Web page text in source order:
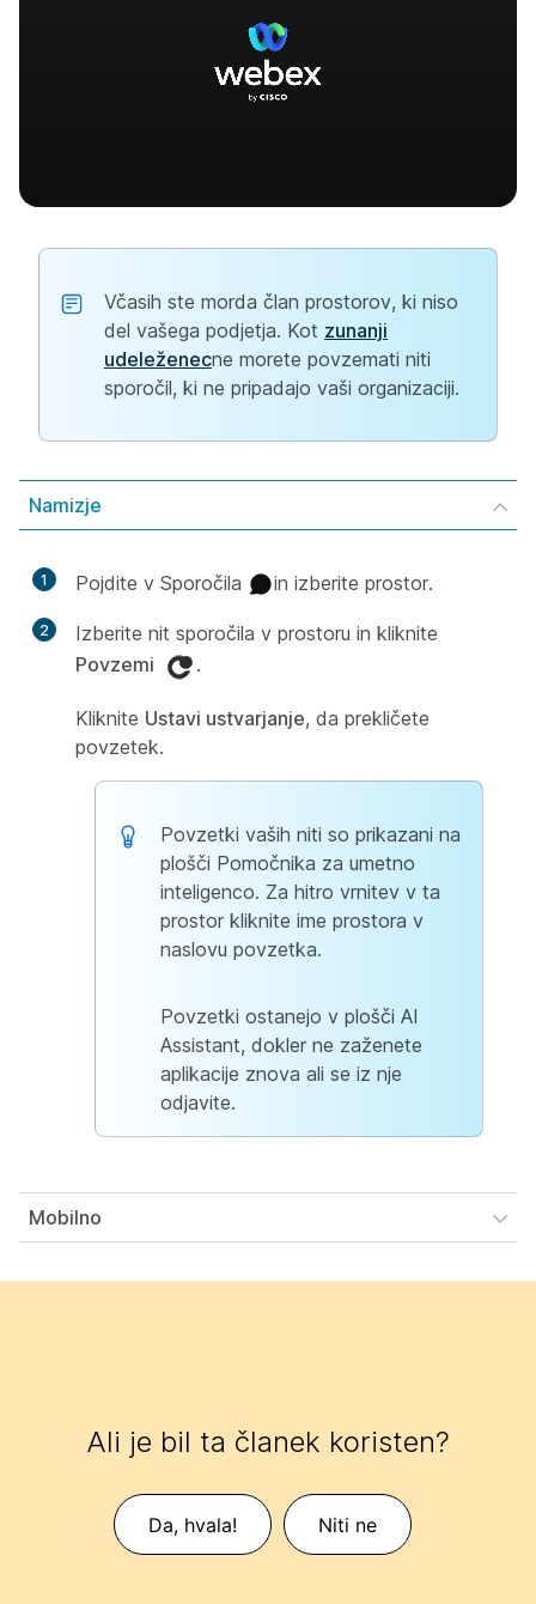
Včasih ste morda član prostorov, ki niso
del vašega podjetja. Kot zunanji
udeleženecne morete povzemati niti
sporočil, ki ne pripadajo vaši organizaciji.
Namizje
1 Pojdite v Sporočila in izberite prostor.
2
Izberite nit sporočila v prostoru in kliknite
Povzemi
.
Kliknite Ustavi ustvarjanje, da prekličete
povzetek.
Povzetki vaših niti so prikazani na
plošči Pomočnika za umetno
inteligenco. Za hitro vrnitev v ta
prostor kliknite ime prostora v
naslovu povzetka.
Povzetki ostanejo v plošči AI
Assistant, dokler ne zaženete
aplikacije znova ali se iz nje
odjavite.
Mobilno
Ali je bil ta članek koristen?
Da, hvala! Niti ne